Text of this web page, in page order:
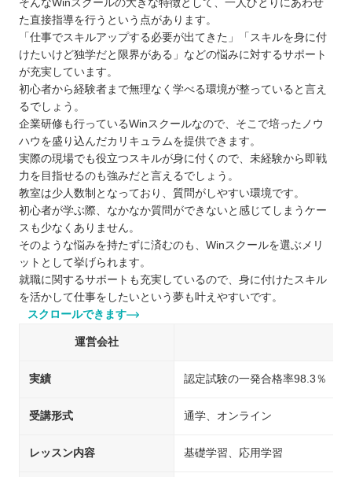
そんなWinスクールの大きな特徴として、一人ひとりにあわせ
た直接指導を行うという点があります。
「仕事でスキルアップする必要が出てきた」「スキルを身に付
けたいけど独学だと限界がある」などの悩みに対するサポート
が充実しています。
初心者から経験者まで無理なく学べる環境が整っていると言え
るでしょう。
企業研修も行っているWinスクールなので、そこで培ったノウ
ハウを盛り込んだカリキュラムを提供できます。
実際の現場でも役立つスキルが身に付くので、未経験から即戦
力を目指せるのも強みだと言えるでしょう。
教室は少人数制となっており、質問がしやすい環境です。
初心者が学ぶ際、なかなか質問ができないと感じてしまうケー
スも少なくありません。
そのような悩みを持たずに済むのも、Winスクールを選ぶメリ
ットとして挙げられます。
就職に関するサポートも充実しているので、身に付けたスキル
を活かして仕事をしたいという夢も叶えやすいです。
スクロールできます
運営会社
実績 認定試験の一発合格率98.3％
受講形式 通学、オンライン
レッスン内容 基礎学習、応用学習